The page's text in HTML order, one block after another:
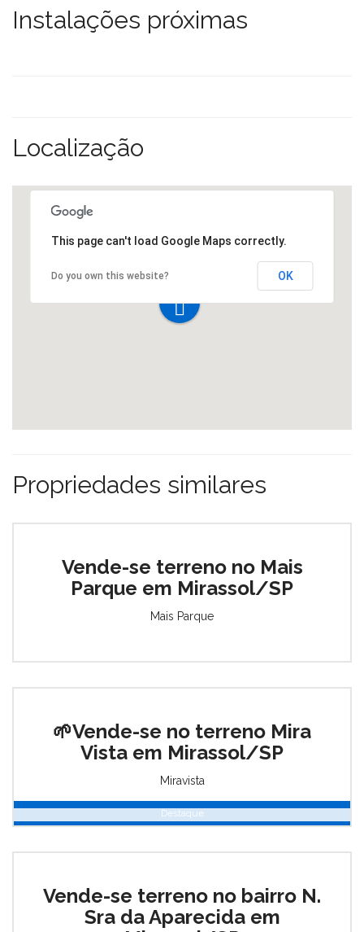
Instalações próximas
Localização
This page can't load Google Maps correctly.
Do you own this website? OK
Propriedades similares
Vende-se terreno no Mais
Parque em Mirassol/SP
Mais Parque
🌱Vende-se no terreno Mira
Vista em Mirassol/SP
Miravista
Destaque
Vende-se terreno no bairro N.
Sra da Aparecida em